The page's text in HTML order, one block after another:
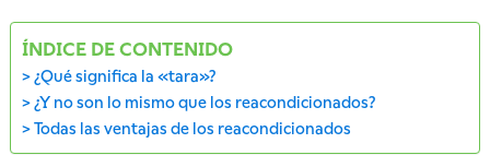
ÍNDICE DE CONTENIDO
¿Qué significa la «tara»?
¿Y no son lo mismo que los reacondicionados?
Todas las ventajas de los reacondicionados